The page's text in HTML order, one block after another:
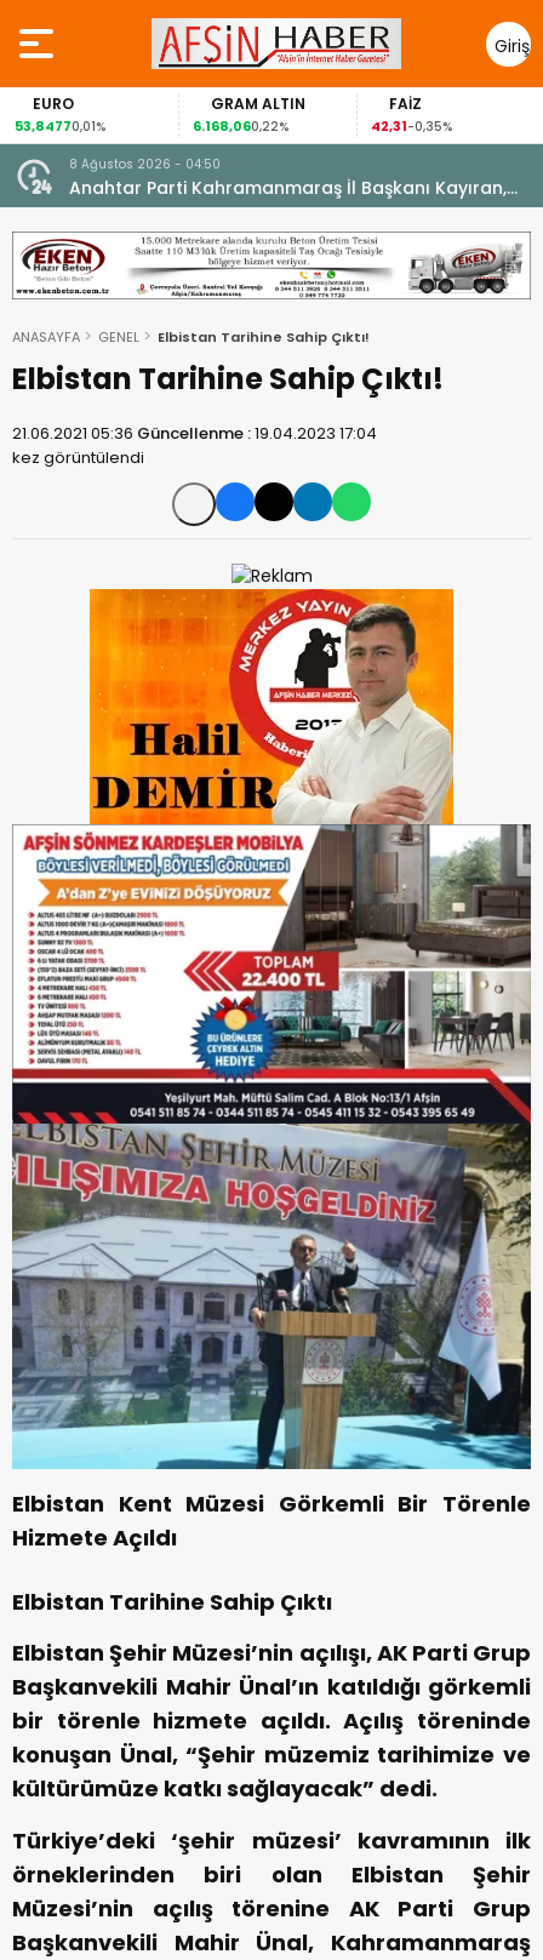
Giriş
Yap
0,01%
GRAM ALTIN
6.168,060,22%
FAİZ
42,31 -0,35%
8 Ağustos 2026 - 04:50
Anahtar Parti Kahramanmaraş İl Başkanı Kayıran,
Afşin Teşkilatı ile buluştu.
ANASAYFA GENEL Elbistan Tarihine Sahip Çıktı!
Elbistan Tarihine Sahip Çıktı!
21.06.2021 05:36 Güncellenme :19.04.2023 17:04
kez görüntülendi
Elbistan Kent Müzesi Görkemli Bir Törenle
Hizmete Açıldı
Elbistan Tarihine Sahip Çıktı
Elbistan Şehir Müzesi’nin açılışı, AK Parti Grup
Başkanvekili Mahir Ünal’ın katıldığı görkemli
bir törenle hizmete açıldı. Açılış töreninde
konuşan Ünal, “Şehir müzemiz tarihimize ve
kültürümüze katkı sağlayacak” dedi.
Türkiye’deki ‘şehir müzesi’ kavramının ilk
örneklerinden biri olan Elbistan Şehir
Müzesi’nin açılış törenine AK Parti Grup
Başkanvekili Mahir Ünal, Kahramanmaraş